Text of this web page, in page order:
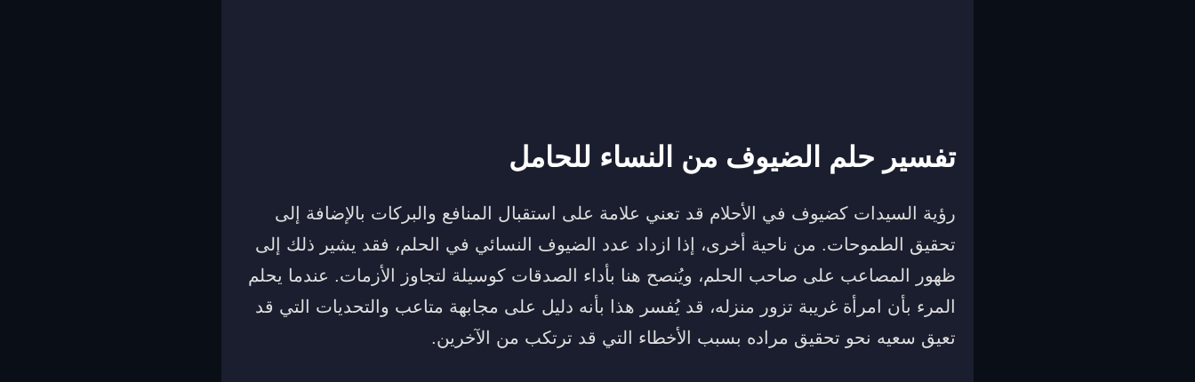
تفسير حلم الضيوف من النساء للحامل
رؤية السيدات كضيوف في الأحلام قد تعني علامة على استقبال المنافع والبركات بالإضافة إلى
تحقيق الطموحات. من ناحية أخرى، إذا ازداد عدد الضيوف النسائي في الحلم، فقد يشير ذلك إلى
ظهور المصاعب على صاحب الحلم، ويُنصح هنا بأداء الصدقات كوسيلة لتجاوز الأزمات. عندما يحلم
المرء بأن امرأة غريبة تزور منزله، قد يُفسر هذا بأنه دليل على مجابهة متاعب والتحديات التي قد
تعيق سعيه نحو تحقيق مراده بسبب الأخطاء التي قد ترتكب من الآخرين.